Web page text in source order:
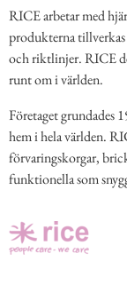
RICE arbetar med
produkterna
och riktlinjer. RICE
runt om i världen.
Företaget grundades
hem i hela världen.
förvaringskorgar,
funktionella som